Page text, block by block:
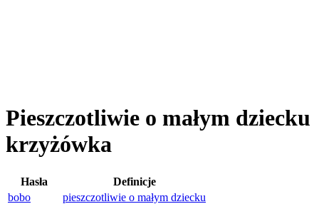
Pieszczotliwie o małym dziecku
krzyżówka
Hasła
Definicje
bobo
pieszczotliwie o małym dziecku